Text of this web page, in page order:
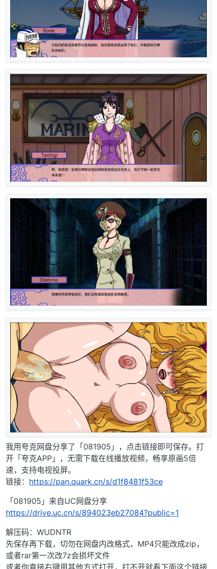
我用夸克网盘分享了「081905」，点击链接即可保存。打
开「夸克APP」，无需下载在线播放视频，畅享原画5倍
速，支持电视投屏。
链接： https://pan.quark.cn/s/d1f8481f53ce
「081905」来自UC网盘分享
https://drive.uc.cn/s/894023eb27084?public=1
解压码：WUDNTR
先保存再下载，切勿在网盘内改格式，MP4只能改成zip，
或者rar第一次改7z会损坏文件
或者你直接右键用其他方式打开，打不开就看下面这个链接